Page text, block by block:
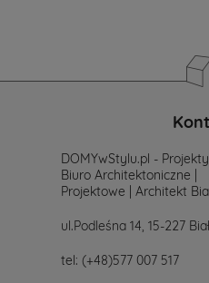
DOMYwStylu.pl - Projekty
Biuro Architektoniczne |
Projektowe | Architekt
ul.Podleśna 14, 15-227
tel: (+48)577 007 517